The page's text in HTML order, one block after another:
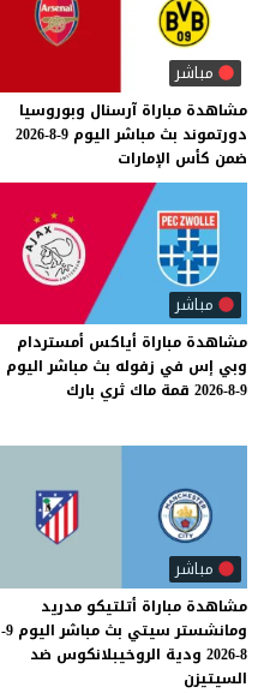
مباشر
مشاهدة مباراة آرسنال وبوروسيا
دورتموند بث مباشر اليوم 9-8-2026
ضمن كأس الإمارات
مباشر
مشاهدة مباراة أياكس أمستردام
وبي إس في زفوله بث مباشر اليوم
9-8-2026
قمة ماك ثري بارك
مباشر
مشاهدة مباراة أتلتيكو مدريد
ومانشستر سيتي بث مباشر اليوم 9-
8-2026 ودية الروخيبلانكوس ضد
السيتيزن